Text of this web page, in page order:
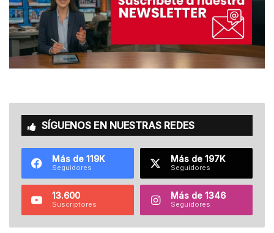
SÍGUENOS EN NUESTRAS REDES
Más de 119K
Seguidores
Más de 197K
Seguidores
13.600
Suscriptores
Más de 1346
Seguidores